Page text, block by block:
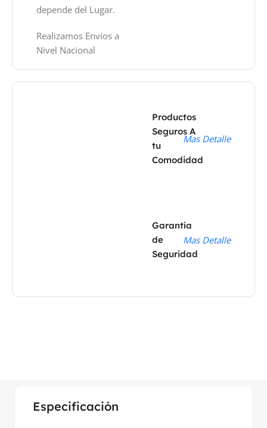
depende del Lugar.
Realizamos Envíos a
Nivel Nacional
Productos
Seguros A
tu
Comodidad
Mas Detalle
Garantía
de
Seguridad
Mas Detalle
Especificación